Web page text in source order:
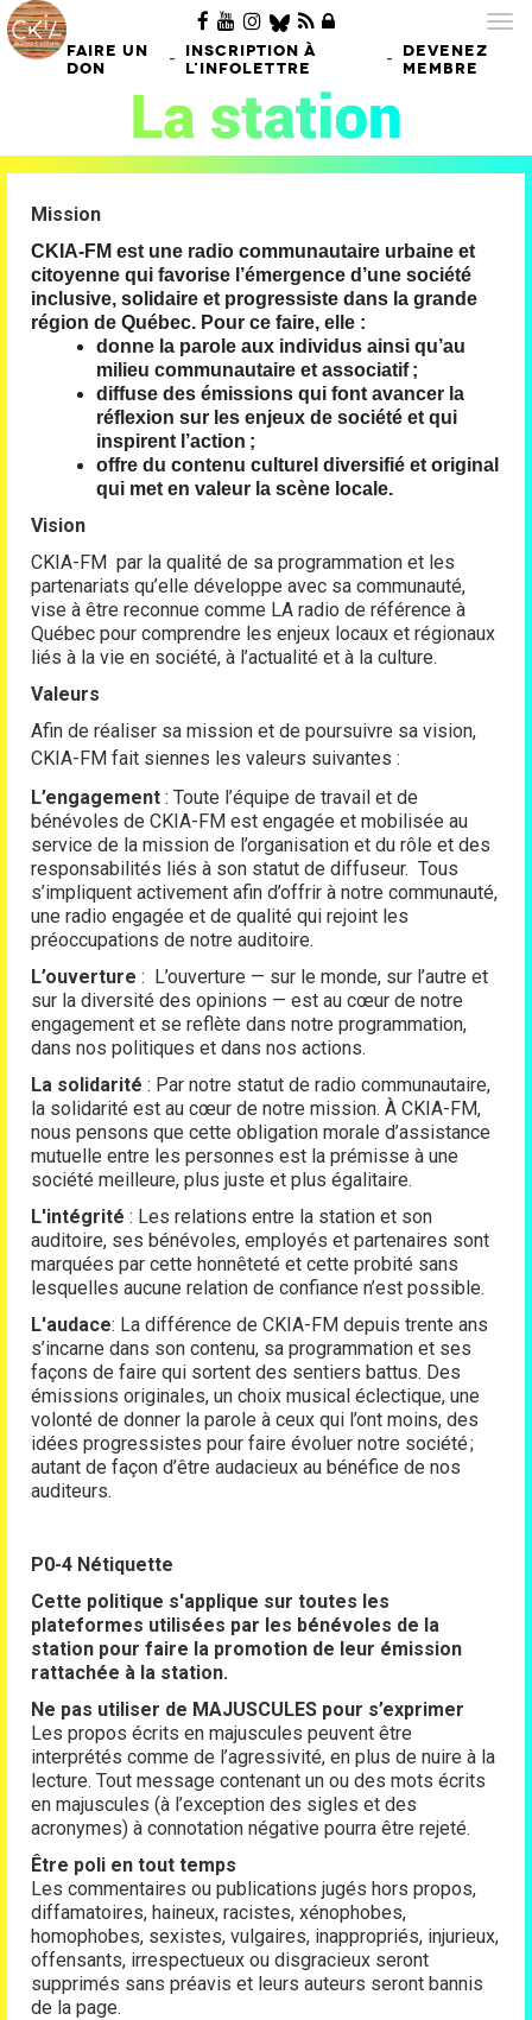
FAIRE UN
DON
- INSCRIPTION À
L'INFOLETTRE
- DEVENEZ
MEMBRE
Mission
CKIA-FM est une radio communautaire urbaine et
citoyenne qui favorise l’émergence d’une société
inclusive, solidaire et progressiste dans la grande
région de Québec. Pour ce faire, elle :
donne la parole aux individus ainsi qu’au
milieu communautaire et associatif ;
diffuse des émissions qui font avancer la
réflexion sur les enjeux de société et qui
inspirent l’action ;
offre du contenu culturel diversifié et original
qui met en valeur la scène locale.
Vision
CKIA-FM par la qualité de sa programmation et les
partenariats qu’elle développe avec sa communauté,
vise à être reconnue comme LA radio de référence à
Québec pour comprendre les enjeux locaux et régionaux
liés à la vie en société, à l’actualité et à la culture.
Valeurs
Afin de réaliser sa mission et de poursuivre sa vision,
CKIA-FM fait siennes les valeurs suivantes :
L’engagement : Toute l’équipe de travail et de
bénévoles de CKIA-FM est engagée et mobilisée au
service de la mission de l’organisation et du rôle et des
responsabilités liés à son statut de diffuseur. Tous
s’impliquent activement afin d’offrir à notre communauté,
une radio engagée et de qualité qui rejoint les
préoccupations de notre auditoire.
L’ouverture : L’ouverture — sur le monde, sur l’autre et
sur la diversité des opinions — est au cœur de notre
engagement et se reflète dans notre programmation,
dans nos politiques et dans nos actions.
La solidarité : Par notre statut de radio communautaire,
la solidarité est au cœur de notre mission. À CKIA-FM,
nous pensons que cette obligation morale d’assistance
mutuelle entre les personnes est la prémisse à une
société meilleure, plus juste et plus égalitaire.
L'intégrité : Les relations entre la station et son
auditoire, ses bénévoles, employés et partenaires sont
marquées par cette honnêteté et cette probité sans
lesquelles aucune relation de confiance n’est possible.
L'audace: La différence de CKIA-FM depuis trente ans
s’incarne dans son contenu, sa programmation et ses
façons de faire qui sortent des sentiers battus. Des
émissions originales, un choix musical éclectique, une
volonté de donner la parole à ceux qui l’ont moins, des
idées progressistes pour faire évoluer notre société ;
autant de façon d’être audacieux au bénéfice de nos
auditeurs.
P0-4 Nétiquette
Cette politique s'applique sur toutes les
plateformes utilisées par les bénévoles de la
station pour faire la promotion de leur émission
rattachée à la station.
Ne pas utiliser de MAJUSCULES pour s’exprimer
Les propos écrits en majuscules peuvent être
interprétés comme de l’agressivité, en plus de nuire à la
lecture. Tout message contenant un ou des mots écrits
en majuscules (à l’exception des sigles et des
acronymes) à connotation négative pourra être rejeté.
Être poli en tout temps
Les commentaires ou publications jugés hors propos,
diffamatoires, haineux, racistes, xénophobes,
homophobes, sexistes, vulgaires, inappropriés, injurieux,
offensants, irrespectueux ou disgracieux seront
supprimés sans préavis et leurs auteurs seront bannis
de la page.